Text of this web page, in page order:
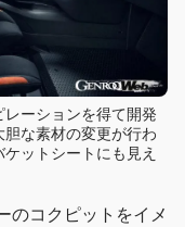
ーションを得て開発
な素材の変更が行わ
ットシートにも見え
のコクピットをイメ